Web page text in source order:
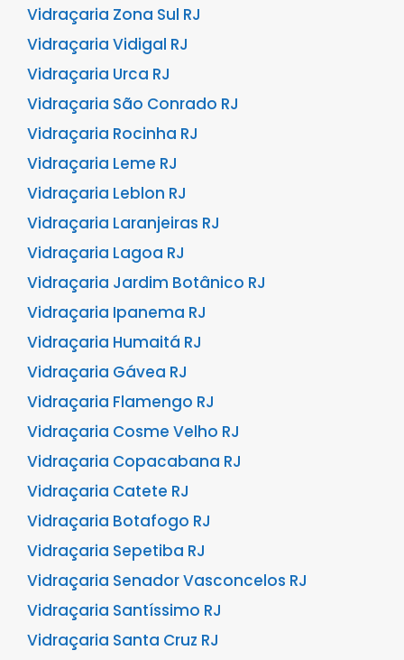
Vidraçaria Zona Sul RJ
Vidraçaria Vidigal RJ
Vidraçaria Urca RJ
Vidraçaria São Conrado RJ
Vidraçaria Rocinha RJ
Vidraçaria Leme RJ
Vidraçaria Leblon RJ
Vidraçaria Laranjeiras RJ
Vidraçaria Lagoa RJ
Vidraçaria Jardim Botânico RJ
Vidraçaria Ipanema RJ
Vidraçaria Humaitá RJ
Vidraçaria Gávea RJ
Vidraçaria Flamengo RJ
Vidraçaria Cosme Velho RJ
Vidraçaria Copacabana RJ
Vidraçaria Catete RJ
Vidraçaria Botafogo RJ
Vidraçaria Sepetiba RJ
Vidraçaria Senador Vasconcelos RJ
Vidraçaria Santíssimo RJ
Vidraçaria Santa Cruz RJ